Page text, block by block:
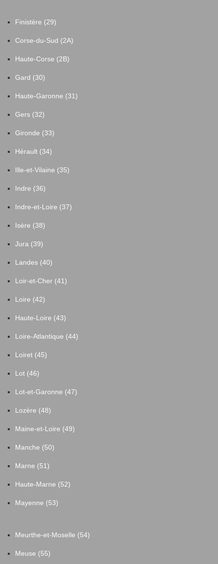
Finistère (29)
Corse-du-Sud (2A)
Haute-Corse (2B)
Gard (30)
Haute-Garonne (31)
Gers (32)
Gironde (33)
Hérault (34)
Ille-et-Vilaine (35)
Indre (36)
Indre-et-Loire (37)
Isère (38)
Jura (39)
Landes (40)
Loir-et-Cher (41)
Loire (42)
Haute-Loire (43)
Loire-Atlantique (44)
Loiret (45)
Lot (46)
Lot-et-Garonne (47)
Lozère (48)
Maine-et-Loire (49)
Manche (50)
Marne (51)
Haute-Marne (52)
Mayenne (53)
Meurthe-et-Moselle (54)
Meuse (55)